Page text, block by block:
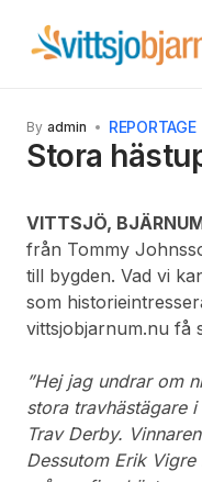
By admin REPORTAGE
Stora
VITTSJÖ,
från Tommy
till bygden. Vad vi
som
vittsjobjarnum.nu få
”Hej jag undrar om
stora travhästägare
Trav Derby.
Dessutom Erik